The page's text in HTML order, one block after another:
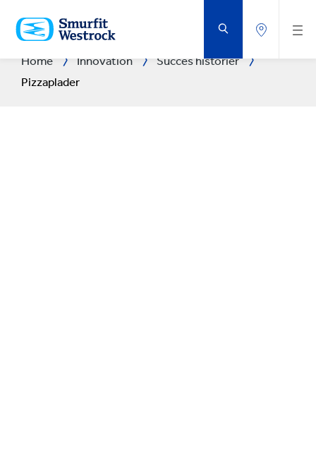
DIREKTE
TIL
HOVEDINDHOLDET
Home Innovation
Succes historier
Pizzaplader